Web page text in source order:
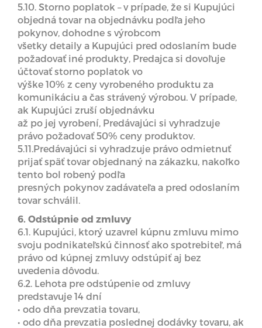
5.10. Storno poplatok – v prípade, že si Kupujúci
objedná tovar na objednávku podľa jeho
pokynov, dohodne s výrobcom
všetky detaily a Kupujúci pred odoslaním bude
požadovať iné produkty, Predajca si dovoľuje
účtovať storno poplatok vo
výške 10% z ceny vyrobeného produktu za
komunikáciu a čas strávený výrobou. V prípade,
ak Kupujúci zruší objednávku
až po jej vyrobení, Predávajúci si vyhradzuje
právo požadovať 50% ceny produktov.
5.11.Predávajúci si vyhradzuje právo odmietnuť
prijať späť tovar objednaný na zákazku, nakoľko
tento bol robený podľa
presných pokynov zadávateľa a pred odoslaním
tovar schválil.
6. Odstúpnie od zmluvy
6.1. Kupujúci, ktorý uzavrel kúpnu zmluvu mimo
svoju podnikateľskú činnosť ako spotrebiteľ, má
právo od kúpnej zmluvy odstúpiť aj bez
uvedenia dôvodu.
6.2. Lehota pre odstúpenie od zmluvy
predstavuje 14 dní
• odo dňa prevzatia tovaru,
• odo dňa prevzatia poslednej dodávky tovaru, ak